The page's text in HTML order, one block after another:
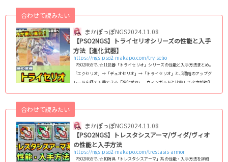
まかぽっぽNGS
合わせて読みたい
2024.11.08
【PSO2NGS】トライセリオシリーズの性能と入手
方法【進化武器】
https://ngs.pso2-makapo.com/try-selio
PSO2NGSで､☆11武器「トライセリオ」シリーズの性能と入手方法まとめ｡
「エクセリオ」→「デュオセリオ」→「トライセリオ」と､2段階のアップグ
レードを経て入手できる「進化武器」｡ ウィンガルドと比較して火力が約3.
の性能と入手方法トライセリオシリーズの性能下限82%以上理論値盛り､下
限盛り等下限81%以下威力盛りやLC等 フィクサ・アタック Lv.1～5 フィク
サ・フェ...まかぽっぽNGS
合わせて読みたい
2024.11.08
【PSO2NGS】トレスタシスアーマ/ヴィダ/ヴィオ
の性能と入手方法
https://ngs.pso2-makapo.com/trestasis-armor
PSO2NGSで､☆10防具「トレスタシスアーマ」系の性能・入手方法を詳細